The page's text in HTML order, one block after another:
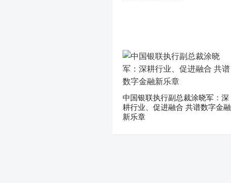
中国银联执行副总裁涂晓军：深
耕行业、促进融合 共谱数字金融
新乐章